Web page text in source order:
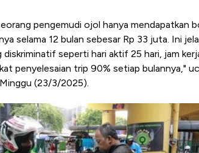
pengemudi ojol hanya mendapatkan
selama 12 bulan sebesar Rp 33 juta. Ini
seperti hari aktif 25 hari, jam
penyelesaian trip 90% setiap bulannya,"
(23/3/2025).